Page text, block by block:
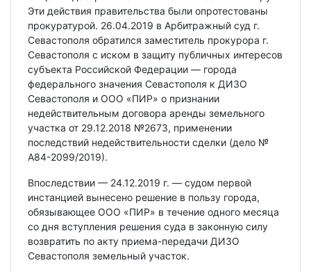
Эти действия правительства были опротестованы
прокуратурой. 26.04.2019 в Арбитражный суд г.
Севастополя обратился заместитель прокурора г.
Севастополя с иском в защиту публичных интересов
субъекта Российской Федерации — города
федерального значения Севастополя к ДИЗО
Севастополя и ООО «ПИР» о признании
недействительным договора аренды земельного
участка от 29.12.2018 №2673, применении
последствий недействительности сделки (дело №
А84-2099/2019).
Впоследствии — 24.12.2019 г. — судом первой
инстанцией вынесено решение в пользу города,
обязывающее ООО «ПИР» в течение одного месяца
со дня вступления решения суда в законную силу
возвратить по акту приема-передачи ДИЗО
Севастополя земельный участок.